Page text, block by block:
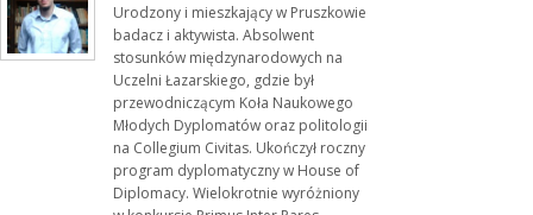
Urodzony i mieszkający w Pruszkowie
badacz i aktywista. Absolwent
stosunków międzynarodowych na
Uczelni Łazarskiego, gdzie był
przewodniczącym Koła Naukowego
Młodych Dyplomatów oraz politologii
na Collegium Civitas. Ukończył roczny
program dyplomatyczny w House of
Diplomacy. Wielokrotnie wyróżniony